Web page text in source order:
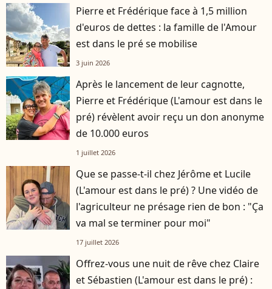
Pierre et Frédérique face à 1,5 million
d'euros de dettes : la famille de l'Amour
est dans le pré se mobilise
3 juin 2026
Après le lancement de leur cagnotte,
Pierre et Frédérique (L'amour est dans le
pré) révèlent avoir reçu un don anonyme
de 10.000 euros
1 juillet 2026
Que se passe-t-il chez Jérôme et Lucile
(L'amour est dans le pré) ? Une vidéo de
l'agriculteur ne présage rien de bon : "Ça
va mal se terminer pour moi"
17 juillet 2026
Offrez-vous une nuit de rêve chez Claire
et Sébastien (L'amour est dans le pré) :